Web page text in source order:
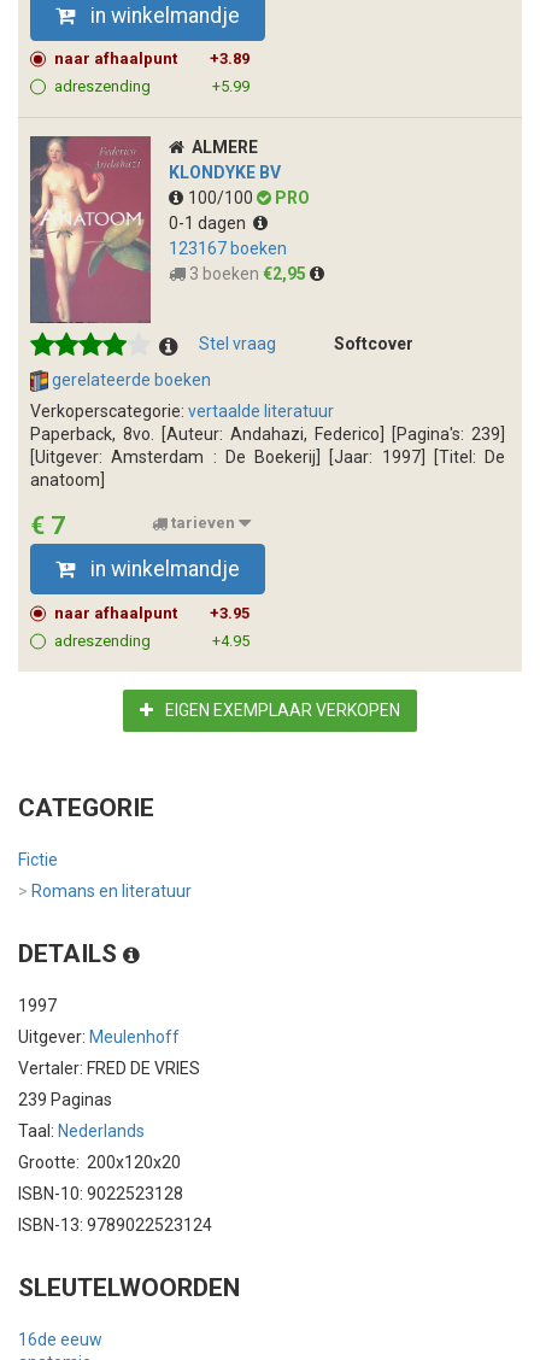
in winkelmandje
naar afhaalpunt
+3.89
adreszending
+5.99
ALMERE
KLONDYKE BV
100/100
PRO
0-1 dagen
123167 boeken
3 boeken €2,95
Stel vraag
Softcover
gerelateerde boeken
Verkoperscategorie: vertaalde literatuur
Paperback, 8vo. [Auteur: Andahazi, Federico] [Pagina's: 239]
[Uitgever: Amsterdam : De Boekerij] [Jaar: 1997] [Titel: De
anatoom]
€ 7 tarieven
in winkelmandje
naar afhaalpunt
+3.95
adreszending
+4.95
EIGEN EXEMPLAAR VERKOPEN
CATEGORIE
Fictie
> Romans en literatuur
DETAILS
1997
Uitgever: Meulenhoff
Vertaler: FRED DE VRIES
239 Paginas
Taal: Nederlands
Grootte: 200x120x20
ISBN-10: 9022523128
ISBN-13: 9789022523124
SLEUTELWOORDEN
16de eeuw